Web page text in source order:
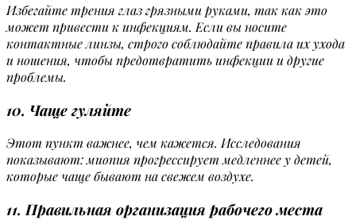
Избегайте трения глаз грязными руками, так как это
может привести к инфекциям. Если вы носите
контактные линзы, строго соблюдайте правила их ухода
и ношения, чтобы предотвратить инфекции и другие
проблемы.
10. Чаще гуляйте
Этот пункт важнее, чем кажется. Исследования
показывают: миопия прогрессирует медленнее у детей,
которые чаще бывают на свежем воздухе.
11. Правильная организация рабочего места